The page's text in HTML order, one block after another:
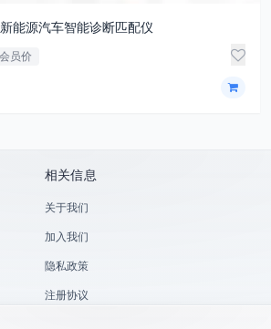
能源汽车智能诊断匹配仪
员价
相关信息
关于我们
加入我们
隐私政策
注册协议